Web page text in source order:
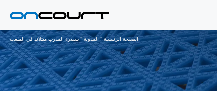
الصفحة الرئيسية"المدونة"سفيرة المدرب ميتلاند في الملعب